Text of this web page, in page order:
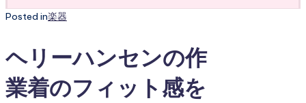
Posted in楽器
ヘリーハンセンの作
業着のフィット感を